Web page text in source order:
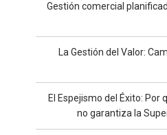
Gestión comercial
La Gestión del Valor:
El Espejismo del Éxito: Por
no garantiza la